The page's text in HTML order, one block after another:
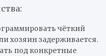
чёткий
хозяин задерживается.
под конкретные